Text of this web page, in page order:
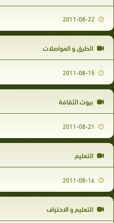
الطرق و المواصلات
2011-08-15
بيوت الثقافة
التعليم
2011-08-16
التعليم و الاحتراف